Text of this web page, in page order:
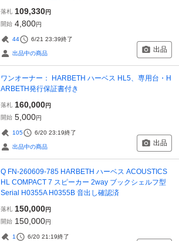
落札 109,330円
開始 4,800円
44 6/21 23:39終了
出品中の商品 出品
ワンオーナー： HARBETH ハーベス HL5、専用台・H
ARBETH発行保証書付き
落札 160,000円
開始 5,000円
105 6/20 23:19終了
出品中の商品 出品
Q FN-260609-785 HARBETH ハーベス ACOUSTICS
HL COMPACT 7 スピーカー 2way ブックシェルフ型
Serial H0355A H0355B 音出し確認済
落札 150,000円
開始 150,000円
1 6/20 21:19終了